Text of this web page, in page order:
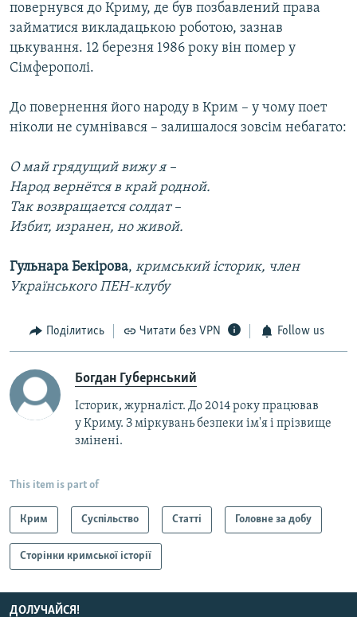
повернувся до Криму, де був позбавлений права
займатися викладацькою роботою, зазнав
цькування. 12 березня 1986 року він помер у
Сімферополі.
До повернення його народу в Крим – у чому поет
ніколи не сумнівався – залишалося зовсім небагато:
О май грядущий вижу я –
Народ вернётся в край родной.
Так возвращается солдат –
Избит, изранен, но живой.
Гульнара Бекірова, кримський історик, член
Українського ПЕН-клубу
Поділитись Читати без VPN Follow us
Богдан Губернський
Історик, журналіст. До 2014 року працював
у Криму. З міркувань безпеки ім'я і прізвище
змінені.
This item is part of
Крим Суспільство Статті Головне за добу
Сторінки кримської історії
ДОЛУЧАЙСЯ!